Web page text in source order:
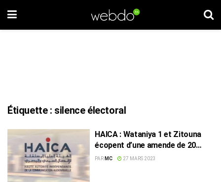
Étiquette : silence électoral
HAICA : Wataniya 1 et Zitouna
écopent d’une amende de 20
mille dinars
PAR MC 27 MARS 2023